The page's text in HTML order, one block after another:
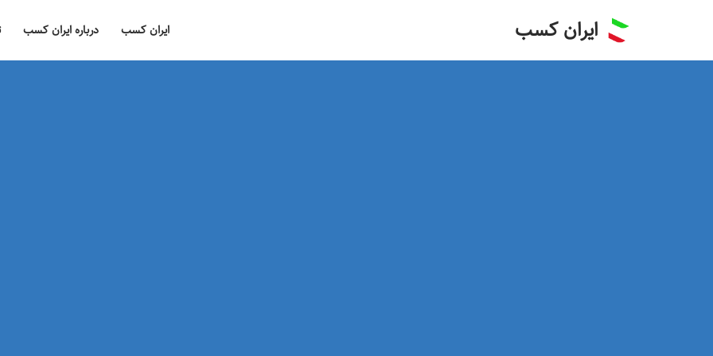
ایران کسب ایران کسب درباره ایران کسب